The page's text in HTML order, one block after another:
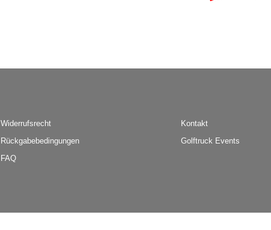
Widerrufsrecht
Rückgabebedingungen
FAQ
Kontakt
Golftruck Events